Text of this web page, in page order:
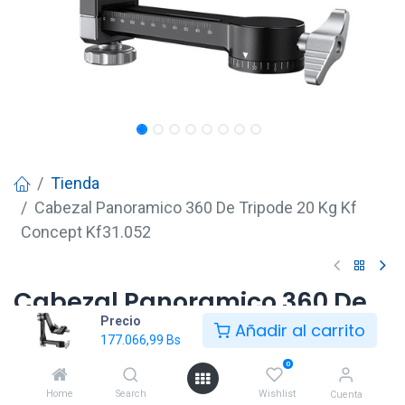
Precio
177.066,99 Bs Añadir al carrito
Home Search
0
Wishlist Cuenta
Tienda
Cabezal Panoramico 360 De Tripode 20 Kg Kf
Concept Kf31.052
Cabezal Panoramico 360 De
Tripode 20 Kg Kf Concept
Kf31.052